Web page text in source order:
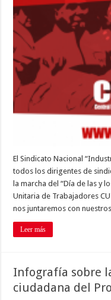
El Sindicato Nacional
todos los dirigentes de
la marcha del “Día de las y
Unitaria de Trabajadores
nos juntaremos con
Leer más
Infografía sobre
ciudadana del